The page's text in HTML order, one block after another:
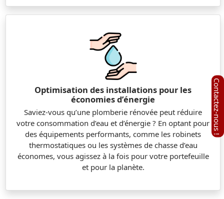
Optimisation des installations pour les
économies d’énergie
Saviez-vous qu’une plomberie rénovée peut réduire
votre consommation d’eau et d’énergie ? En optant pour
des équipements performants, comme les robinets
thermostatiques ou les systèmes de chasse d’eau
économes, vous agissez à la fois pour votre portefeuille
et pour la planète.